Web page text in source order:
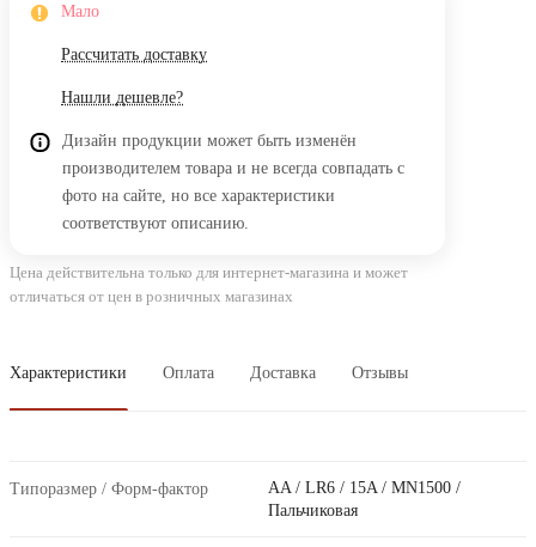
Мало
Рассчитать доставку
Нашли дешевле?
Дизайн продукции может быть изменён
производителем товара и не всегда совпадать с
фото на сайте, но все характеристики
соответствуют описанию.
Цена действительна только для интернет-магазина и может
отличаться от цен в розничных магазинах
Характеристики Оплата Доставка Отзывы
Типоразмер / Форм-фактор
AA / LR6 / 15A / MN1500 /
Пальчиковая